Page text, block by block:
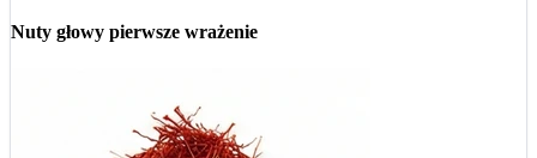
Nuty głowy pierwsze wrażenie